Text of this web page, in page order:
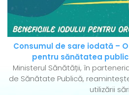
Consumul de sare iodată –
pentru sănătatea
Ministerul Sănătății, în
de Sănătate Publică,
utilizării